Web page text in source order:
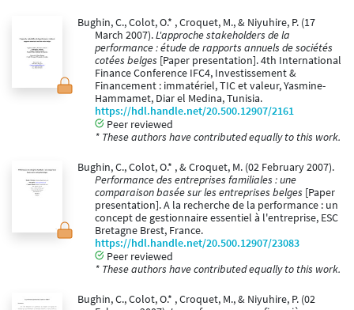
Bughin, C., Colot, O.* , Croquet, M., & Niyuhire, P. (17
March 2007).L'approche stakeholders de la
performance : étude de rapports annuels de sociétés
cotées belges [Paper presentation]. 4th International
Finance Conference IFC4, Investissement &
Financement : immatériel, TIC et valeur, Yasmine-
Hammamet, Diar el Medina, Tunisia.
https://hdl.handle.net/20.500.12907/2161
Peer reviewed
* These authors have contributed equally to this work.
Bughin, C., Colot, O.* , & Croquet, M. (02 February 2007).
Performance des entreprises familiales : une
comparaison basée sur les entreprises belges [Paper
presentation]. A la recherche de la performance : un
concept de gestionnaire essentiel à l'entreprise, ESC
Bretagne Brest, France.
https://hdl.handle.net/20.500.12907/23083
Peer reviewed
* These authors have contributed equally to this work.
Bughin, C., Colot, O.* , Croquet, M., & Niyuhire, P. (02